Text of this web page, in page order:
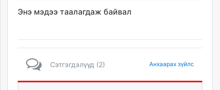
Энэ мэдээ таалагдаж байвал
Сэтгэгдэлүүд (2) Анхаарах зүйлс